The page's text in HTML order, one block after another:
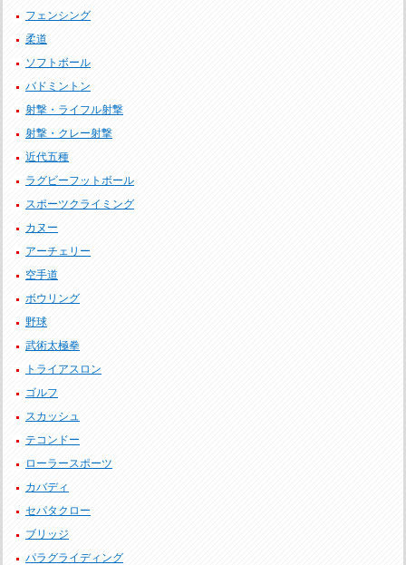
フェンシング
柔道
ソフトボール
バドミントン
射撃・ライフル射撃
射撃・クレー射撃
近代五種
ラグビーフットボール
スポーツクライミング
カヌー
アーチェリー
空手道
ボウリング
野球
武術太極拳
トライアスロン
ゴルフ
スカッシュ
テコンドー
ローラースポーツ
カバディ
セパタクロー
ブリッジ
パラグライディング